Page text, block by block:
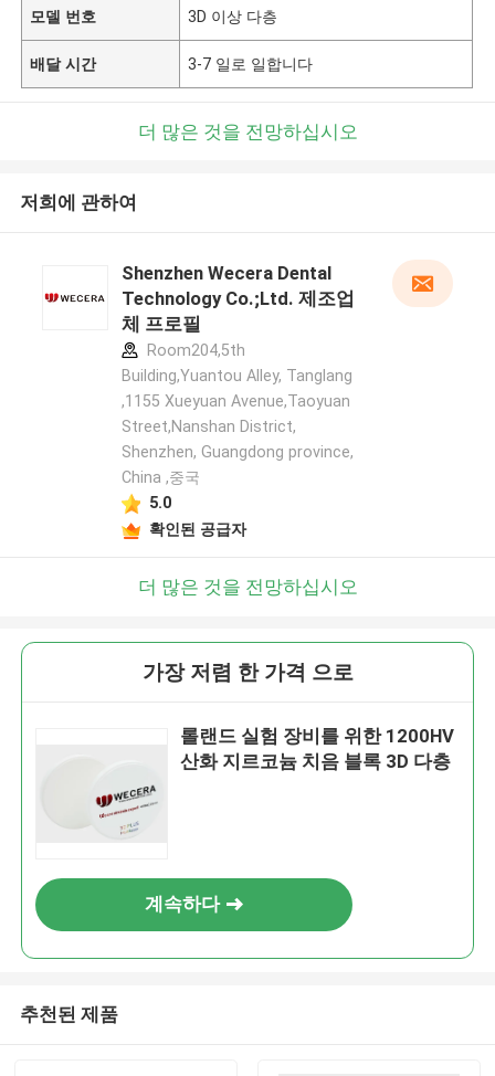
모델 번호 3D 이상 다층
배달 시간 3-7 일로 일합니다
더 많은 것을 전망하십시오
저희에 관하여
Shenzhen Wecera Dental
Technology Co.;Ltd. 제조업
체 프로필
Room204,5th
Building,Yuantou Alley, Tanglang
,1155 Xueyuan Avenue,Taoyuan
Street,Nanshan District,
Shenzhen, Guangdong province,
China ,중국
5.0
확인된 공급자
더 많은 것을 전망하십시오
가장 저렴 한 가격 으로
롤랜드 실험 장비를 위한 1200HV
산화 지르코늄 치음 블록 3D 다층
계속하다
추천된 제품